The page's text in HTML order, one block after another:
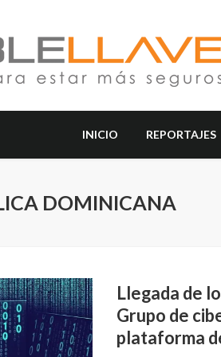
INICIO REPORTAJES
DOMINICANA
Llegada de
Grupo de
plataforma